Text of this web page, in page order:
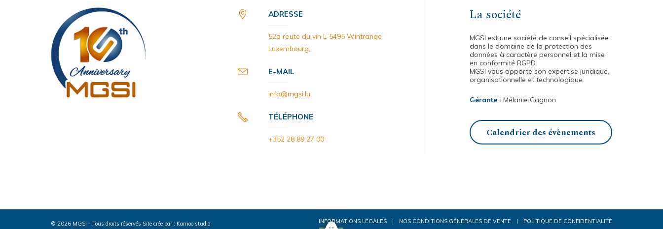
ADRESSE
52a route du vin L-5495 Wintrange
Luxembourg,
E-MAIL
info@mgsi.lu
TÉLÉPHONE
+352 28 89 27 00
La société
MGSI est une société de conseil spécialisée
dans le domaine de la protection des
données à caractère personnel et la mise
en conformité RGPD.
MGSI vous apporte son expertise juridique,
organisationnelle et technologique.
Gérante : Mélanie Gagnon
Calendrier des évènements
© 2026 MGSI - Tous droits réservés Site crée par : Kamoo studio INFORMATIONS LÉGALES NOS CONDITIONS GÉNÉRALES DE VENTE POLITIQUE DE CONFIDENTIALITÉ